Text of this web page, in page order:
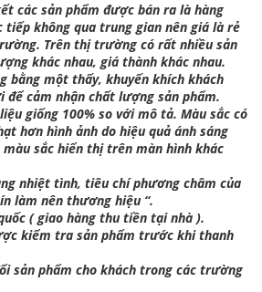
các sản phẩm được bán ra là hàng
không qua trung gian nên giá là rẻ
Trên thị trường có rất nhiều sản
khác nhau, giá thành khác nhau.
bằng một thấy, khuyến khích khách
để cảm nhận chất lượng sản phẩm.
giống 100% so với mô tả. Màu sắc có
hơn hình ảnh do hiệu quả ánh sáng
màu sắc hiển thị trên màn hình khác
nhiệt tình, tiêu chí phương châm của
làm nên thương hiệu “.
( giao hàng thu tiền tại nhà ).
kiểm tra sản phẩm trước khi thanh
sản phẩm cho khách trong các trường